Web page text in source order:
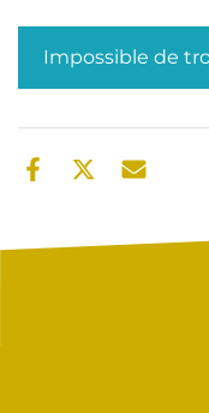
Impossible de